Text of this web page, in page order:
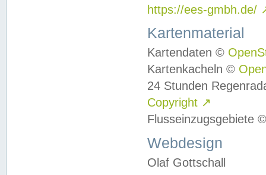
https://ees-gmbh.de/
Kartenmaterial
Kartendaten ©
Kartenkacheln ©
24 Stunden
Copyright ↗
Flusseinzugsgebiete
Webdesign
Olaf Gottschall